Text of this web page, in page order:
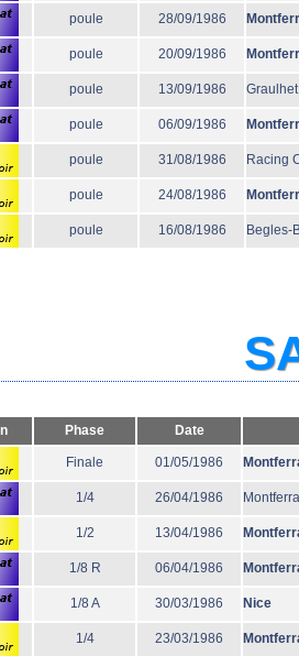
poule 28/09/1986
poule 20/09/1986
poule 13/09/1986 Graulhet
poule 06/09/1986
poule 31/08/1986 Racing
poule 24/08/1986
poule 16/08/1986 Begles-
Phase Date
Finale 01/05/1986
1/4 26/04/1986
1/2 13/04/1986
1/8 R 06/04/1986
1/8 A 30/03/1986 Nice
1/4 23/03/1986